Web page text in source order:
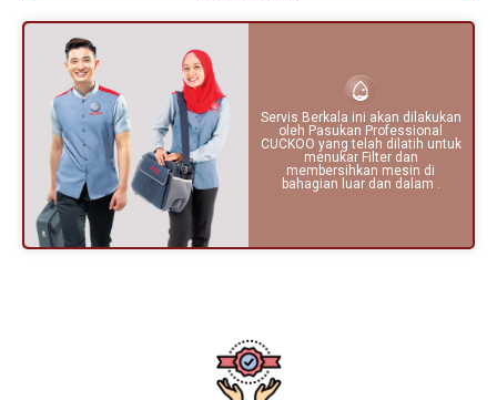
Servis Berkala ini akan dilakukan
oleh Pasukan Professional
CUCKOO yang telah dilatih untuk
menukar Filter dan
membersihkan mesin di
bahagian luar dan dalam .